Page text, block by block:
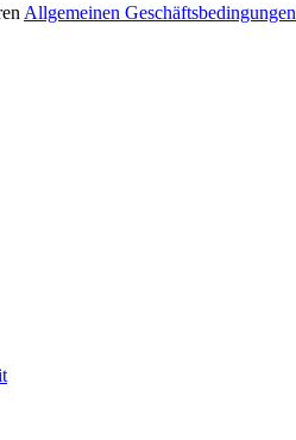
Allgemeinen Geschäftsbedingungen